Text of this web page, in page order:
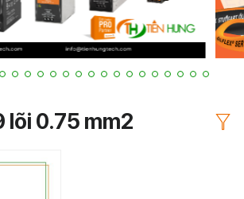
lõi 0.75 mm2